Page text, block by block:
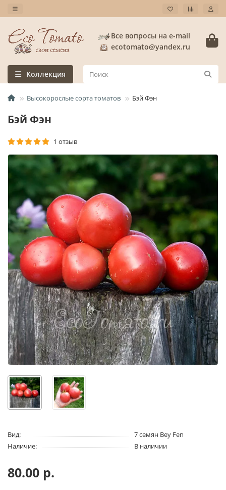
Все вопросы на e-mail
ecotomato@yandex.ru
Коллекция
Высокорослые сорта томатов Бэй Фэн
Бэй Фэн
1 отзыв
Вид:
7 семян Bey Fen
Наличие:
В наличии
80.00 р.